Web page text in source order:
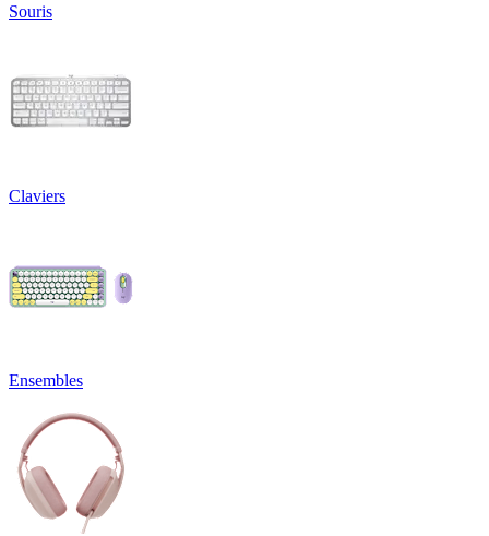
Souris
Claviers
Ensembles